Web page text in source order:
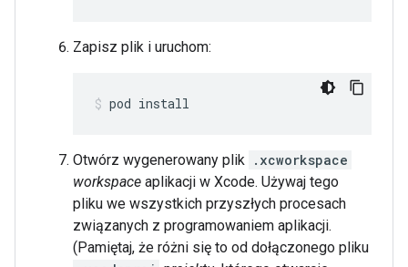
Zapisz plik i uruchom:
pod install
Otwórz wygenerowany plik .xcworkspace
workspace aplikacji w Xcode. Używaj tego
pliku we wszystkich przyszłych procesach
związanych z programowaniem aplikacji.
(Pamiętaj, że różni się to od dołączonego pliku